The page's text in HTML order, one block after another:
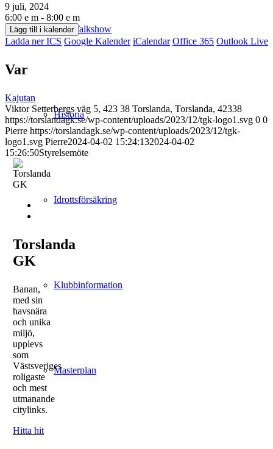
Fore Talkshow
Historia
Idrottsförsäkring
Klubbinformation
Masterplan
9 juli, 2024
6:00 e m - 8:00 e m
Lägg till i kalender
Ladda ner ICS Google Kalender iCalendar Office 365 Outlook Live
Var
Kajutan
Viktor Setterbergs väg 5, 423 38 Torslanda, Torslanda, 42338
https://torslandagk.se/wp-content/uploads/2023/12/tgk-logo1.svg 0 0
Pierre https://torslandagk.se/wp-content/uploads/2023/12/tgk-
logo1.svg Pierre2024-04-02 15:24:132024-04-02
15:26:50Styrelsemöte
Torslanda
GK
Banan,
med sin
havsnära
och unika
miljö,
upplevs
som
Västsveriges
roligaste
och mest
utmanande
citylinks.
Hitta hit